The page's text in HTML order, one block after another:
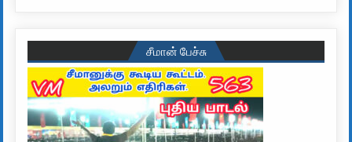
சீமான் பேச்சு